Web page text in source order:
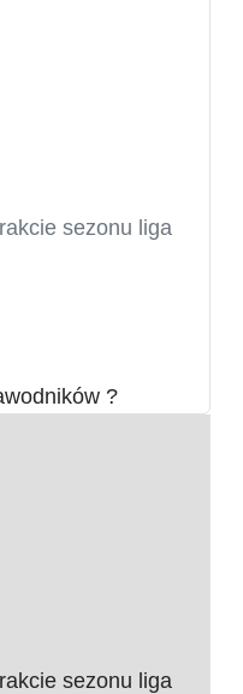
sezonu liga
?
sezonu liga